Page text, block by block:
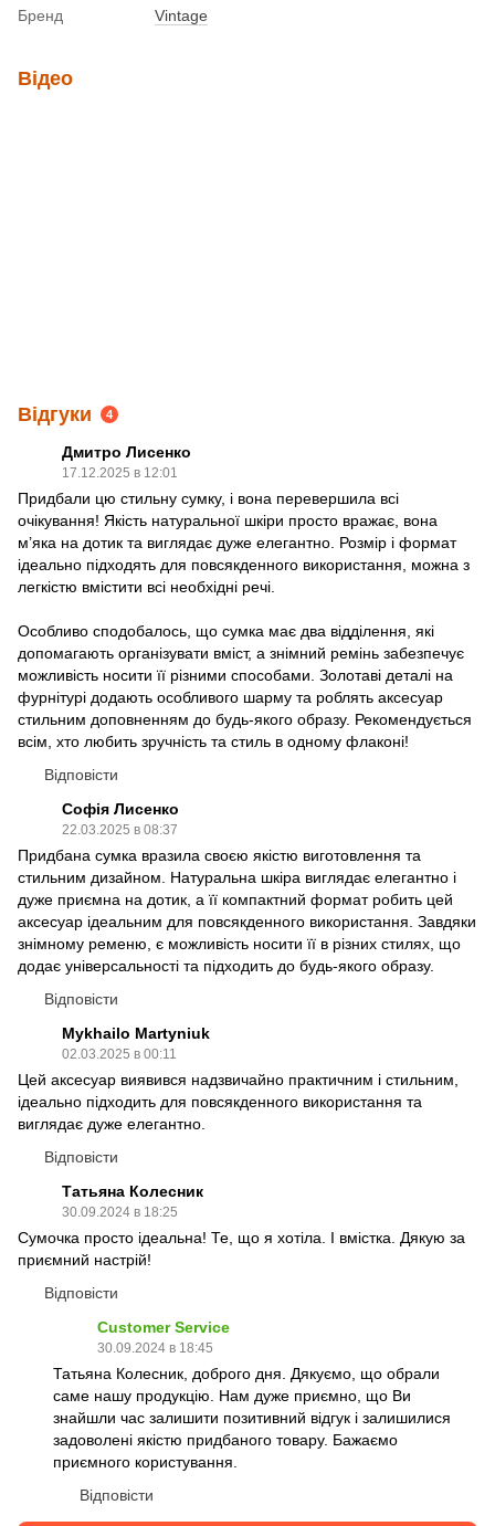
Бренд Vintage
Відео
Відгуки 4
Дмитро Лисенко
17.12.2025 в 12:01
Придбали цю стильну сумку, і вона перевершила всі
очікування! Якість натуральної шкіри просто вражає, вона
м’яка на дотик та виглядає дуже елегантно. Розмір і формат
ідеально підходять для повсякденного використання, можна з
легкістю вмістити всі необхідні речі.
Особливо сподобалось, що сумка має два відділення, які
допомагають організувати вміст, а знімний ремінь забезпечує
можливість носити її різними способами. Золотаві деталі на
фурнітурі додають особливого шарму та роблять аксесуар
стильним доповненням до будь-якого образу. Рекомендується
всім, хто любить зручність та стиль в одному флаконі!
Відповісти
Софія Лисенко
22.03.2025 в 08:37
Придбана сумка вразила своєю якістю виготовлення та
стильним дизайном. Натуральна шкіра виглядає елегантно і
дуже приємна на дотик, а її компактний формат робить цей
аксесуар ідеальним для повсякденного використання. Завдяки
знімному ременю, є можливість носити її в різних стилях, що
додає універсальності та підходить до будь-якого образу.
Відповісти
Mykhailo Martyniuk
02.03.2025 в 00:11
Цей аксесуар виявився надзвичайно практичним і стильним,
ідеально підходить для повсякденного використання та
виглядає дуже елегантно.
Відповісти
Татьяна Колесник
30.09.2024 в 18:25
Сумочка просто ідеальна! Те, що я хотіла. І вмістка. Дякую за
приємний настрій!
Відповісти
Customer Service
30.09.2024 в 18:45
Татьяна Колесник, доброго дня. Дякуємо, що обрали
саме нашу продукцію. Нам дуже приємно, що Ви
знайшли час залишити позитивний відгук і залишилися
задоволені якістю придбаного товару. Бажаємо
приємного користування.
Відповісти